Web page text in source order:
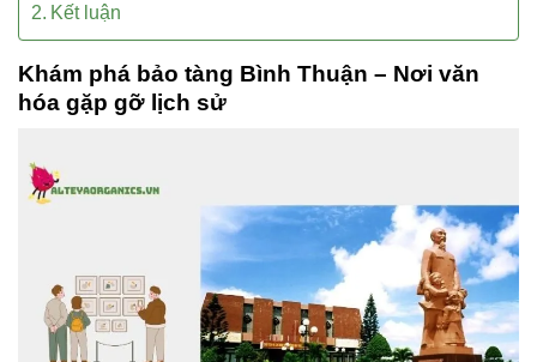
Kết luận
Khám phá bảo tàng Bình Thuận – Nơi văn
hóa gặp gỡ lịch sử